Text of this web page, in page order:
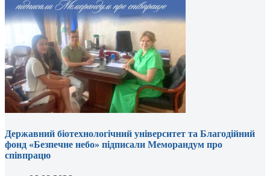
Державний біотехнологічний університет та Благодійний
фонд «Безпечне небо» підписали Меморандум про
співпрацю